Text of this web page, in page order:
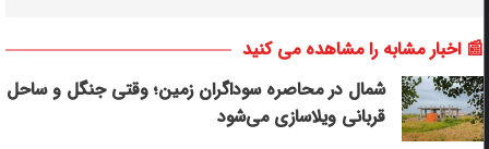
📰 اخبار مشابه را مشاهده می کنید
شمال در محاصره سوداگران زمین؛ وقتی جنگل و ساحل
قربانی ویلاسازی می‌شود